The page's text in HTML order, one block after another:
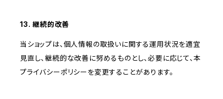
13. 継続的改善
当ショップは、個人情報の取扱いに関する運用状況を適宜
見直し、継続的な改善に努めるものとし、必要に応じて、本
プライバシーポリシーを変更することがあります。